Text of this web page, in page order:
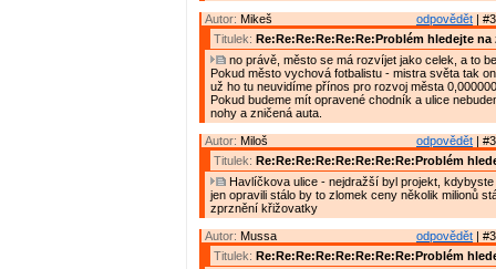
odpovědět |
Autor: Mikeš
Titulek: Re:Re:Re:Re:Re:Re:Problém hledejte na
no právě, město se má rozvíjet jako celek, a to
Pokud město vychová fotbalistu - mistra světa tak
už ho tu neuvidíme přínos pro rozvoj města
Pokud budeme mít opravené chodník a ulice
nohy a zničená auta.
odpovědět |
Autor: Miloš
Titulek: Re:Re:Re:Re:Re:Re:Re:Re:Problém
Havlíčkova ulice - nejdražší byl projekt, kdybyste
jen opravili stálo by to zlomek ceny několik milionů
zprznění křižovatky
odpovědět |
Autor: Mussa
Titulek: Re:Re:Re:Re:Re:Re:Re:Re:Problém